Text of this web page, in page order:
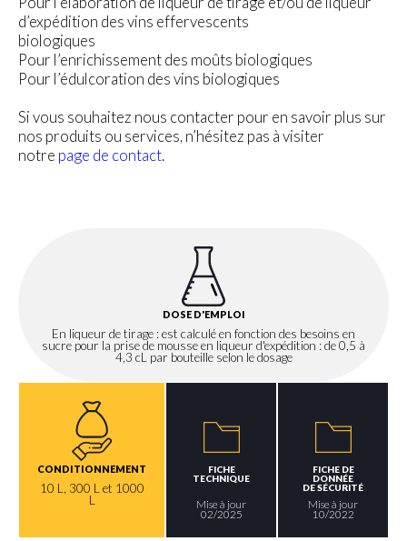
d’expédition des vins effervescents
biologiques
Pour l’enrichissement des moûts biologiques
Pour l’édulcoration des vins biologiques
Si vous souhaitez nous contacter pour en savoir plus sur
nos produits ou services, n’hésitez pas à visiter
notre page de contact.
DOSE D'EMPLOI
En liqueur de tirage : est calculé en fonction des besoins en
sucre pour la prise de mousse en liqueur d'expédition : de 0,5 à
4,3 cL par bouteille selon le dosage
CONDITIONNEMENT
10 L, 300 L et 1000
L
FICHE
TECHNIQUE
Mise à jour
02/2025
FICHE DE
DONNÉE
DE SÉCURITÉ
Mise à jour
10/2022